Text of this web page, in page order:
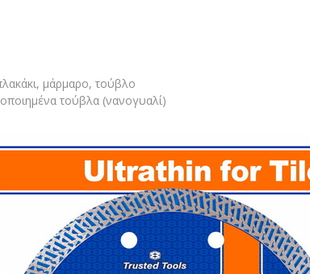
μάρμαρο, τούβλο
τούβλα (νανογυαλί)